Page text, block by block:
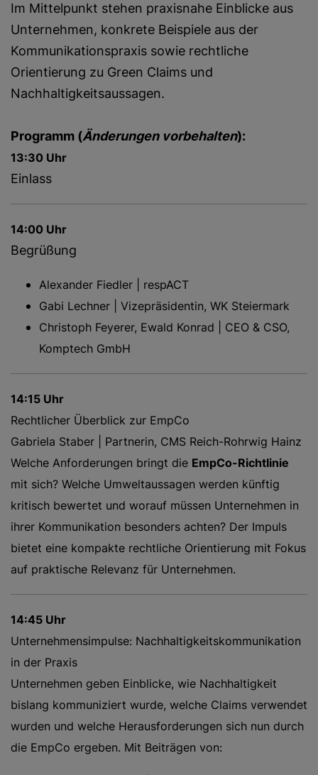
Im Mittelpunkt stehen praxisnahe Einblicke aus
Unternehmen, konkrete Beispiele aus der
Kommunikationspraxis sowie rechtliche
Orientierung zu Green Claims und
Nachhaltigkeitsaussagen.
Programm (Änderungen vorbehalten):
13:30 Uhr
Einlass
14:00 Uhr
Begrüßung
Alexander Fiedler | respACT
Gabi Lechner | Vizepräsidentin, WK Steiermark
Christoph Feyerer, Ewald Konrad | CEO & CSO,
Komptech GmbH
14:15 Uhr
Rechtlicher Überblick zur EmpCo
Gabriela Staber | Partnerin, CMS Reich-Rohrwig Hainz
Welche Anforderungen bringt die EmpCo-Richtlinie
mit sich? Welche Umweltaussagen werden künftig
kritisch bewertet und worauf müssen Unternehmen in
ihrer Kommunikation besonders achten? Der Impuls
bietet eine kompakte rechtliche Orientierung mit Fokus
auf praktische Relevanz für Unternehmen.
14:45 Uhr
Unternehmensimpulse: Nachhaltigkeitskommunikation
in der Praxis
Unternehmen geben Einblicke, wie Nachhaltigkeit
bislang kommuniziert wurde, welche Claims verwendet
wurden und welche Herausforderungen sich nun durch
die EmpCo ergeben. Mit Beiträgen von: